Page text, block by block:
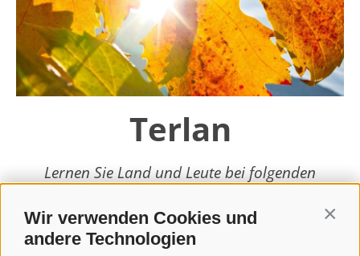
Wir verwenden Cookies und
andere Technologien
Terlan
Lernen Sie Land und Leute bei folgenden
weiterlesen